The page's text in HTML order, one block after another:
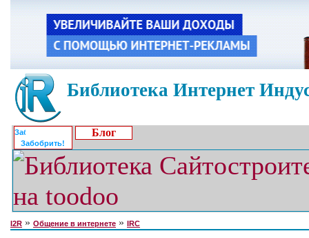
Библиотека Интернет
Забобрить!
Блог
I2R » Общение в интернете » IRC